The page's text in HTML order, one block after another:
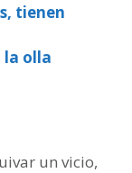
tienen
la olla
un vicio,